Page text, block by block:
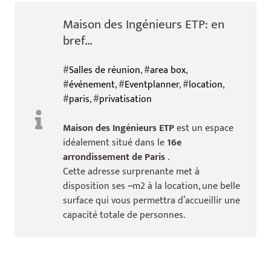
Maison des Ingénieurs ETP: en
bref...
#Salles de réunion, #area box,
#événement, #Eventplanner, #location,
#paris, #privatisation
Maison des Ingénieurs ETPest un espace
idéalement situé dans le16e
arrondissement de Paris.
Cette adresse surprenante met à
disposition ses--m2 à la location, une belle
surface qui vous permettra d’accueillir une
capacité totale depersonnes.